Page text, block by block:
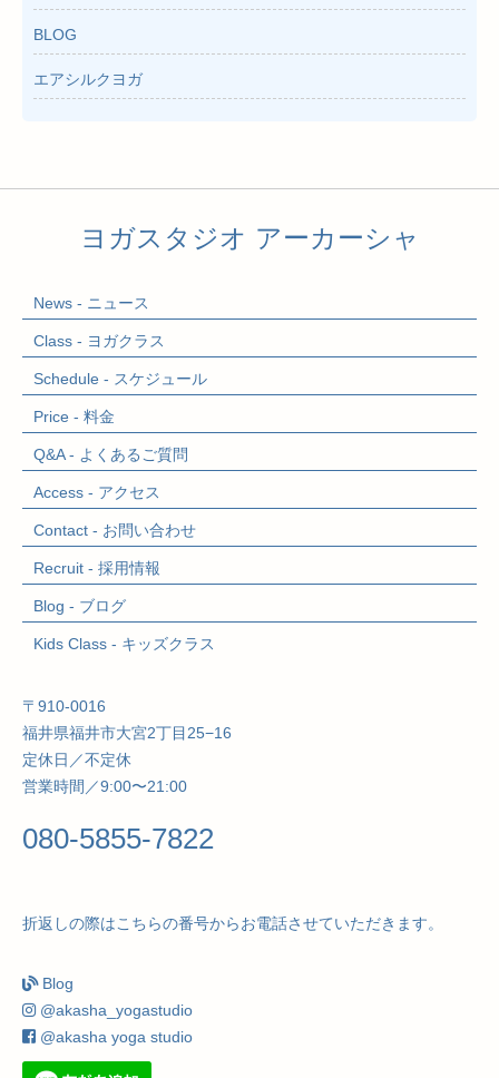
BLOG
エアシルクヨガ
ヨガスタジオ アーカーシャ
News - ニュース
Class - ヨガクラス
Schedule - スケジュール
Price - 料金
Q&A - よくあるご質問
Access - アクセス
Contact - お問い合わせ
Recruit - 採用情報
Blog - ブログ
Kids Class - キッズクラス
〒910-0016
福井県福井市大宮2丁目25−16
定休日／不定休
営業時間／9:00〜21:00
080-5855-7822
折返しの際はこちらの番号からお電話させていただきます。
Blog
@akasha_yogastudio
@akasha yoga studio